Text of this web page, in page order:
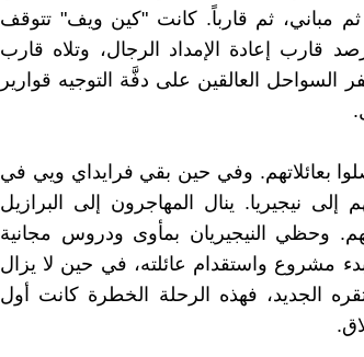
مباني، ثم قارباً. كانت "كين ويف" تتوقف
قارب إعادة الإمداد الرجال، وتلاه قارب
العالقين على دفَّة التوجيه قوارير
بعائلاتهم. وفي حين بقي فرايداي ويي في
إلى نيجيريا. ينال المهاجرون إلى البرازيل
وحظي النيجيريان بمأوى ودروس مجانية
بدء مشروع واستقدام عائلته، في حين لا يزال
الجديد، فهذه الرحلة الخطرة كانت أول